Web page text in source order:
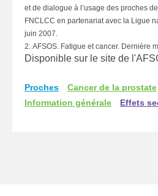
et de dialogue à l’usage des proches
FNCLCC en partenariat avec la Ligue
juin 2007.
2. AFSOS. Fatigue et cancer. Dernière
Disponible sur le site de
Proches
Cancer de la prostate
Information générale
Effets